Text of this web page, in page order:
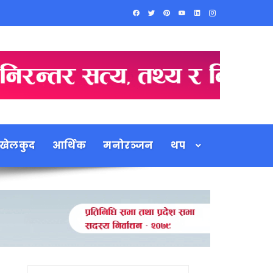
आर्थिक मनोरञ्जन थप